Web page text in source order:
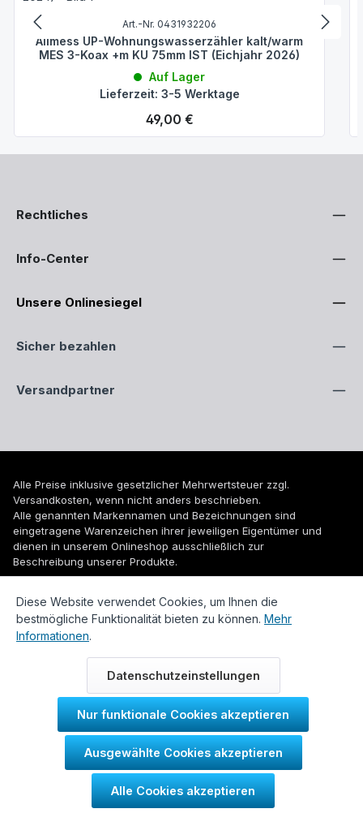
Art.-Nr. 0431932206
Allmess UP-Wohnungswasserzähler kalt/warm
MES 3-Koax +m KU 75mm IST (Eichjahr 2026)
Auf Lager
Lieferzeit: 3-5 Werktage
Regulärer Preis:
49,00 €
Rechtliches
Info-Center
Unsere Onlinesiegel
Sicher bezahlen
Versandpartner
Alle Preise inklusive gesetzlicher Mehrwertsteuer zzgl.
Versandkosten, wenn nicht anders beschrieben.
Alle genannten Markennamen und Bezeichnungen sind
eingetragene Warenzeichen ihrer jeweiligen Eigentümer und
dienen in unserem Onlineshop ausschließlich zur
Beschreibung unserer Produkte.
© 2026 WUH24.de - Weigel und Unger Heizungs- und
Sanitärtechnik GmbH
Diese Website verwendet Cookies, um Ihnen die
bestmögliche Funktionalität bieten zu können. Mehr
Informationen.
Datenschutzeinstellungen
Nur funktionale Cookies akzeptieren
Ausgewählte Cookies akzeptieren
Alle Cookies akzeptieren
Durch IT-Recht Kanzlei
Kundenmeinung:
SEHR GUT